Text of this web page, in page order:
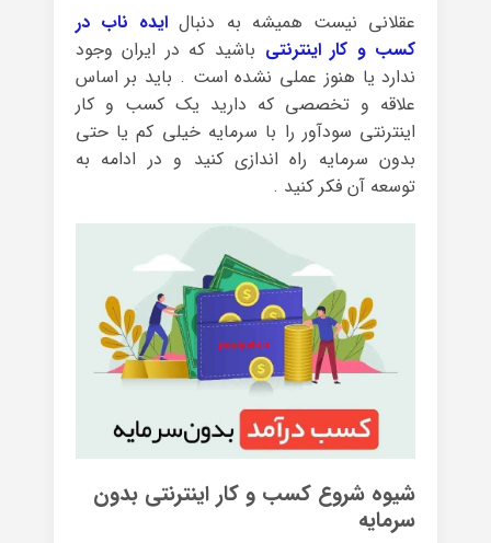
عقلانی نیست همیشه به دنبال ایده ناب در
کسب و کار اینترنتی باشید که در ایران وجود
ندارد یا هنوز عملی نشده است . باید بر اساس
علاقه و تخصصی که دارید یک کسب و کار
اینترنتی سودآور را با سرمایه خیلی کم یا حتی
بدون سرمایه راه اندازی کنید و در ادامه به
توسعه آن فکر کنید .
شیوه شروع کسب و کار اینترنتی بدون
سرمایه